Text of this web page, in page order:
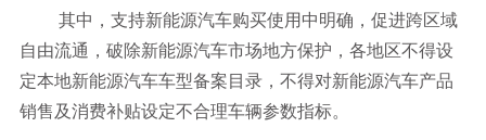
其中，支持新能源汽车购买使用中明确，促进跨区域
自由流通，破除新能源汽车市场地方保护，各地区不得设
定本地新能源汽车车型备案目录，不得对新能源汽车产品
销售及消费补贴设定不合理车辆参数指标。